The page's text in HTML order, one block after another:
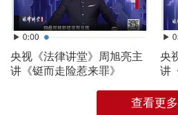
央视《法律讲堂》周旭亮主
讲《铤而走险惹来罪》
央
讲
查看更多